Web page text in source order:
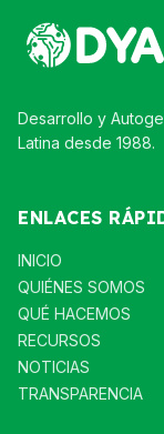
Desarrollo y
Latina desde 1988.
ENLACES
INICIO
QUIÉNES SOMOS
QUÉ HACEMOS
RECURSOS
NOTICIAS
TRANSPARENCIA